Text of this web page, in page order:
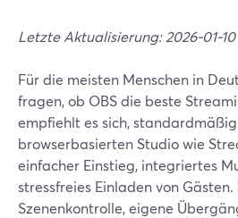
Letzte Aktualisierung: 2026-01-10
Für die meisten Menschen in
fragen, ob OBS die beste
empfiehlt es sich,
browserbasierten Studio wie
einfacher Einstieg, integriertes
stressfreies Einladen von
Szenenkontrolle, eigene